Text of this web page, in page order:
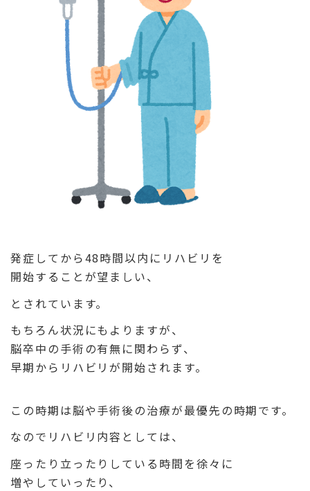
発症してから48時間以内にリハビリを
開始することが望ましい、
とされています。
もちろん状況にもよりますが、
脳卒中の手術の有無に関わらず、
早期からリハビリが開始されます。
この時期は脳や手術後の治療が最優先の時期です。
なのでリハビリ内容としては、
座ったり立ったりしている時間を徐々に
増やしていったり、